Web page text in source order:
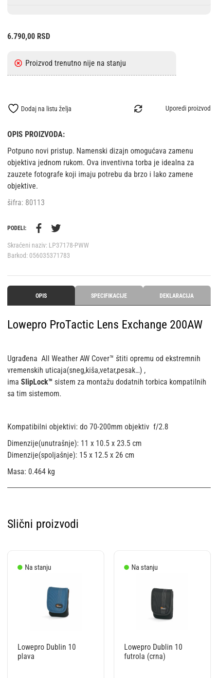
6.790,00 RSD
OPIS PROIZVODA:
Potpuno novi pristup. Namenski dizajn omogućava zamenu
objektiva jednom rukom. Ova inventivna torba je idealna za
zauzete fotografe koji imaju potrebu da brzo i lako zamene
objektive.
šifra: 80113
Dodaj na listu želja Uporedi proizvod
PODELI:
Skraćeni naziv: LP37178-PWW
Barkod: 056035371783
OPIS SPECIFIKACIJE DEKLARACIJA
Lowepro ProTactic Lens Exchange 200AW
Ugrađena All Weather AW Cover™ štiti opremu od ekstremnih
vremenskih uticaja(sneg,kiša,vetar,pesak…) ,
ima SlipLock™ sistem za montažu dodatnih torbica kompatilnih
sa tim sistemom.
Kompatibilni objektivi: do 70-200mm objektiv f/2.8
Dimenzije(unutrašnje): 11 x 10.5 x 23.5 cm
Dimenzije(spoljašnje): 15 x 12.5 x 26 cm
Masa: 0.464 kg
Slični proizvodi
Na stanju
Lowepro Dublin 10
plava
Na stanju
Lowepro Dublin 10
futrola (crna)